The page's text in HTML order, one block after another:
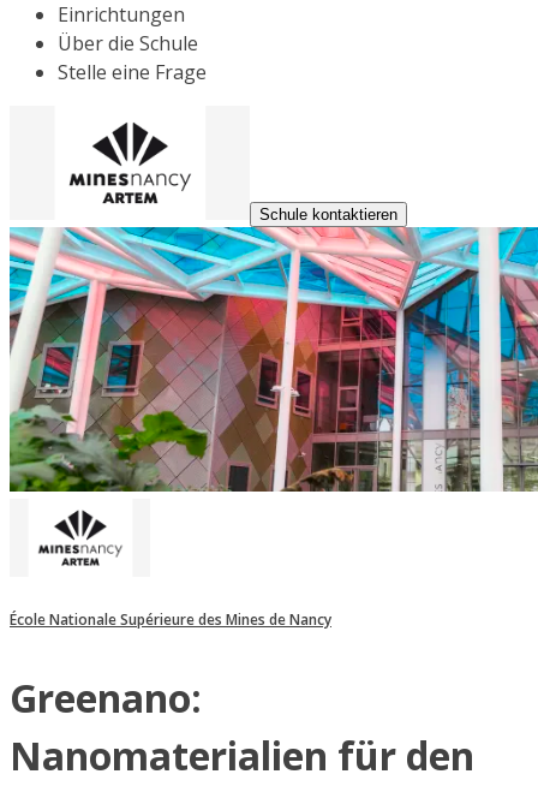
Einrichtungen
Über die Schule
Stelle eine Frage
Schule kontaktieren
École Nationale Supérieure des Mines de Nancy
Greenano:
Nanomaterialien für den